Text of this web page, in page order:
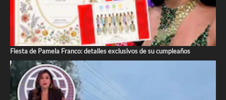
Fiesta de Pamela Franco: detalles exclusivos de su cumpleaños